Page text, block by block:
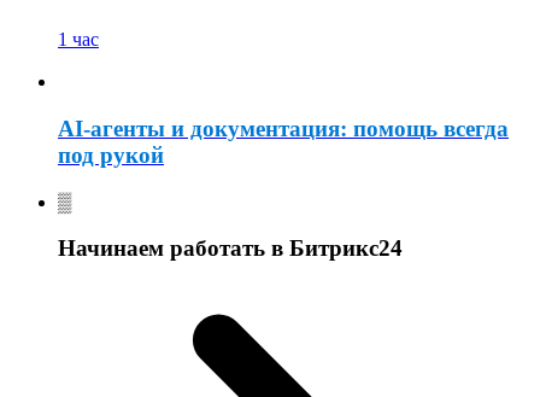
1 час
AI-агенты и документация: помощь всегда
под рукой
Начинаем работать в Битрикс24